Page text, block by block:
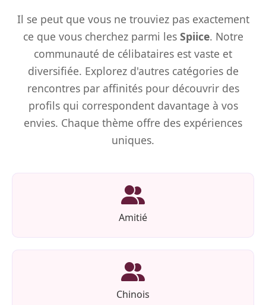
Il se peut que vous ne trouviez pas exactement
ce que vous cherchez parmi les Spiice. Notre
communauté de célibataires est vaste et
diversifiée. Explorez d'autres catégories de
rencontres par affinités pour découvrir des
profils qui correspondent davantage à vos
envies. Chaque thème offre des expériences
uniques.
Amitié
Chinois